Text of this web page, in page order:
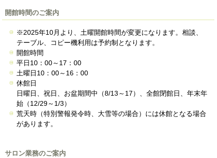
開館時間のご案内
※2025年10月より、土曜開館時間が変更になります。相談、
テーブル、コピー機利用は予約制となります。
開館時間
平日10：00～17：00
土曜日10：00～16：00
休館日
日曜日、祝日、お盆期間中（8/13～17）、全館閉館日、年末年
始（12/29～1/3）
荒天時（特別警報発令時、大雪等の場合）には休館となる場合
があります。
サロン業務のご案内